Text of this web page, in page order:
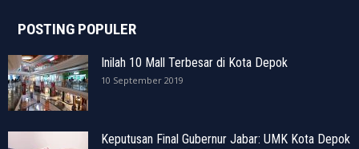
POSTING POPULER
Inilah 10 Mall Terbesar di Kota Depok
10 September 2019
Keputusan Final Gubernur Jabar: UMK Kota Depok